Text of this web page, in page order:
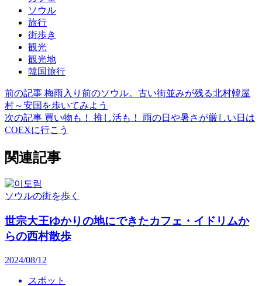
ソウル
旅行
街歩き
観光
観光地
韓国旅行
前の記事 梅雨入り前のソウル。古い街並みが残る北村韓屋
村～安国を歩いてみよう
次の記事 買い物も！ 推し活も！ 雨の日や暑さが厳しい日は
COEXに行こう
関連記事
ソウルの街を歩く
世宗大王ゆかりの地にできたカフェ・イドリムか
らの西村散歩
2024/08/12
スポット